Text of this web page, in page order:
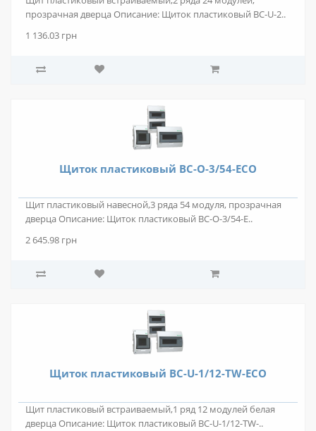
прозрачная дверца Описание: Щиток пластиковый BC-U-2..
1 136.03 грн
Щиток пластиковый BC-O-3/54-ECO
Щит пластиковый навесной,3 ряда 54 модуля, прозрачная
дверца Описание: Щиток пластиковый BC-O-3/54-E..
2 645.98 грн
Щиток пластиковый BC-U-1/12-TW-ECO
Щит пластиковый встраиваемый,1 ряд 12 модулей белая
дверца Описание: Щиток пластиковый BC-U-1/12-TW-..